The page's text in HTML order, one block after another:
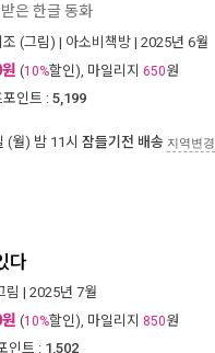
은 한글 동화
조 (그림) | 아소비책방 | 2025년 6월
(10%할인), 마일리지 650원
인트 : 5,199
(월) 밤 11시 잠들기전 배송 지역변경
다
림 | 2025년 7월
(10%할인), 마일리지 850원
인트 : 1,502